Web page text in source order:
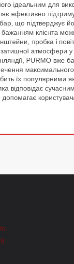
ідеальним для
ефективно
що підтверджує
клієнта
пробка і
затишної
PURMO вже
їх популярними
відповідає
допомагає